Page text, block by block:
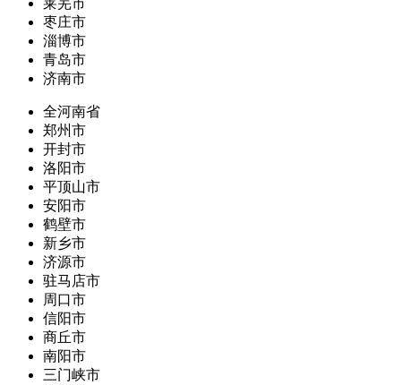
莱芜市
枣庄市
淄博市
青岛市
济南市
全河南省
郑州市
开封市
洛阳市
平顶山市
安阳市
鹤壁市
新乡市
济源市
驻马店市
周口市
信阳市
商丘市
南阳市
三门峡市